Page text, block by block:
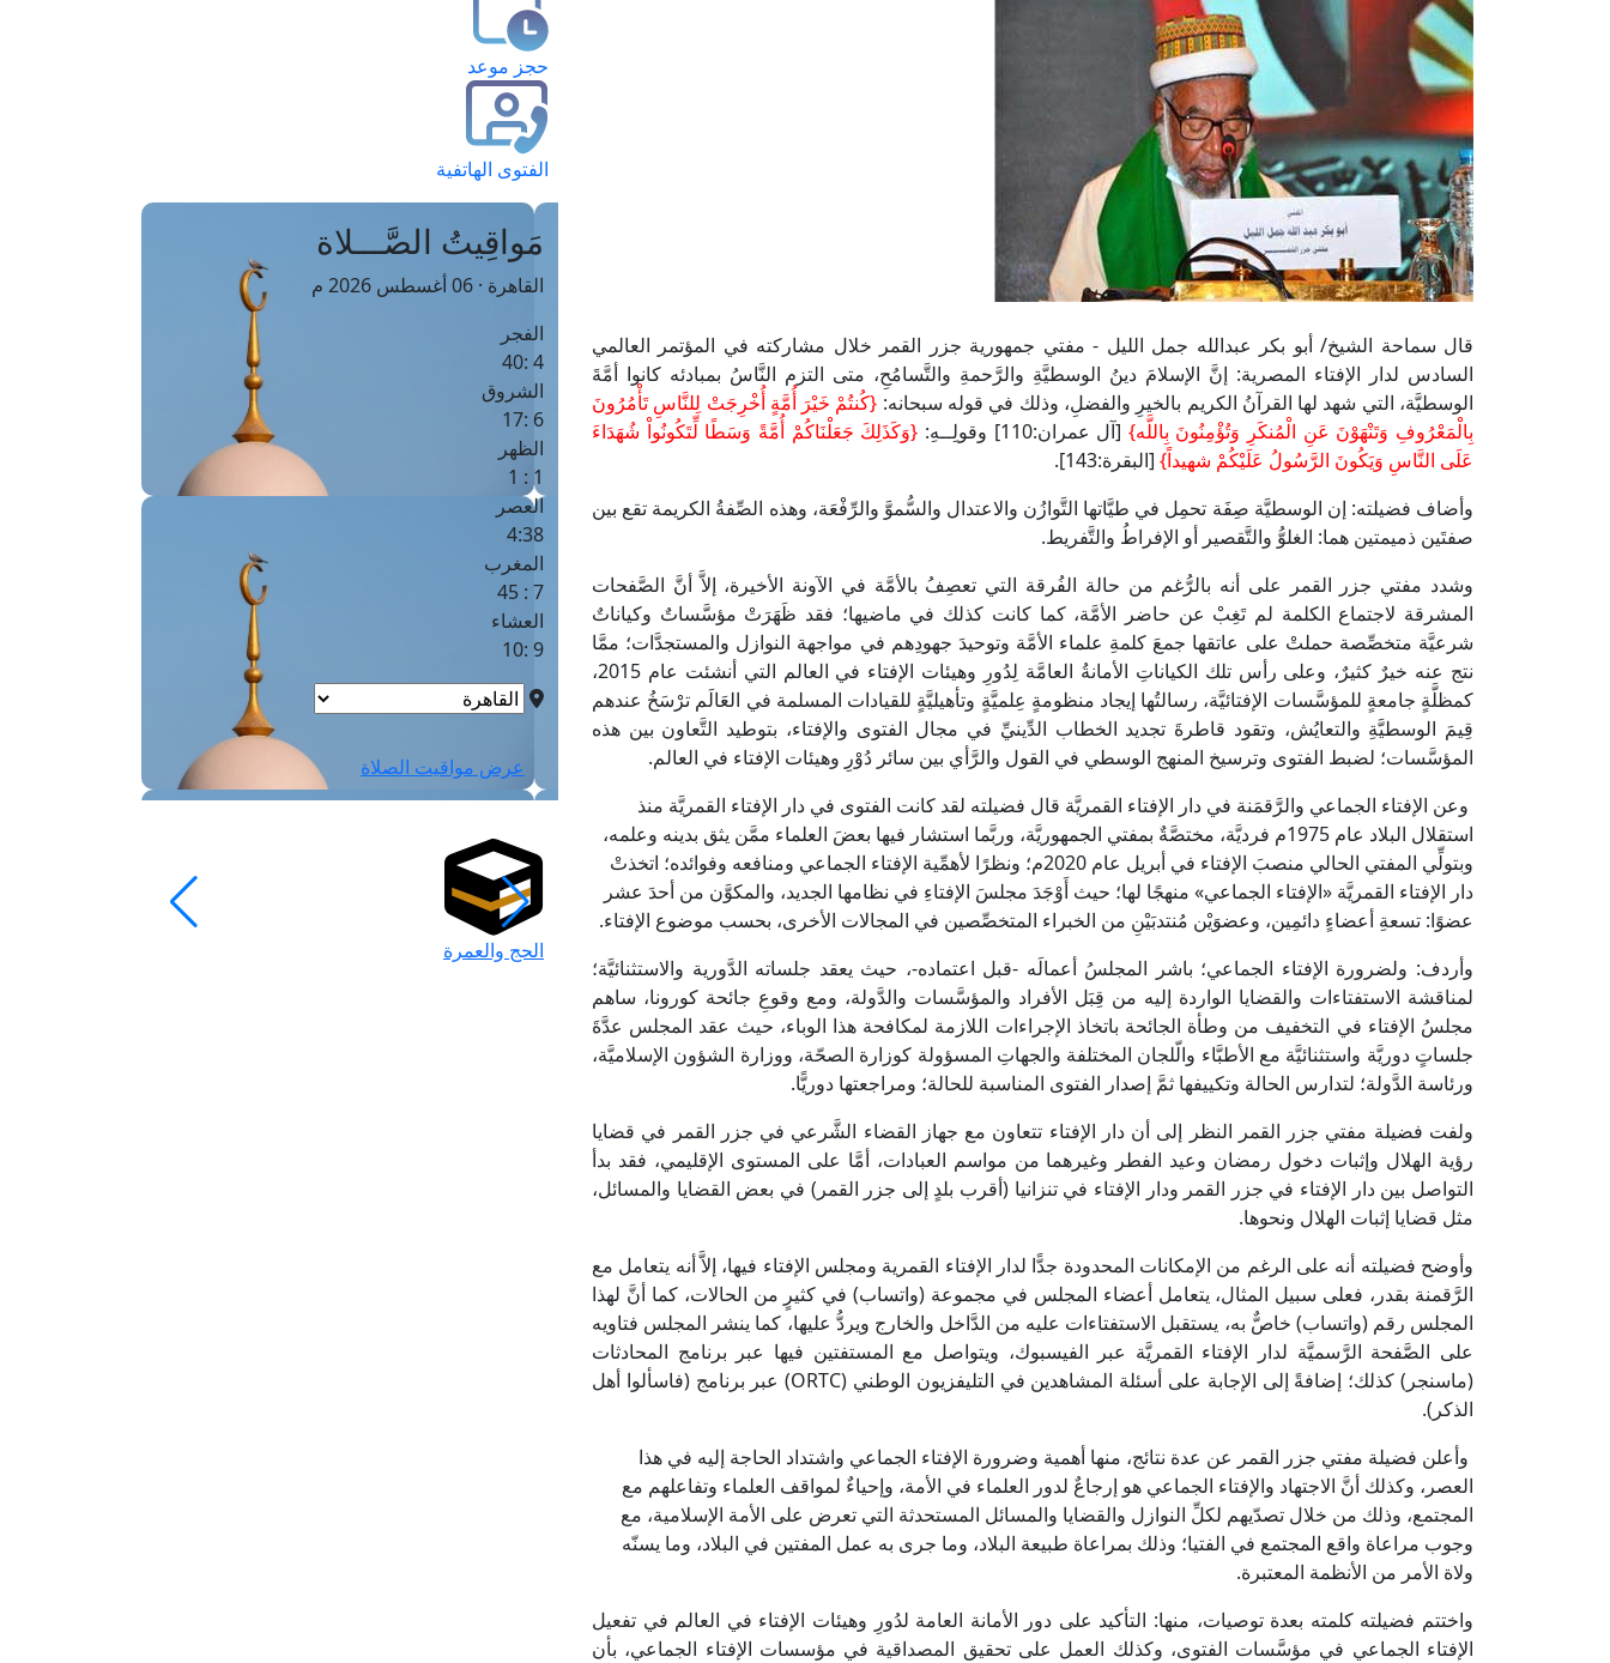
قال سماحة الشيخ/ أبو بكر عبدالله جمل الليل - مفتي جمهورية جزر القمر خلال مشاركته في المؤتمر العالمي
السادس لدار الإفتاء المصرية: إنَّ الإسلامَ دينُ الوسطيَّةِ والرَّحمةِ والتَّسامُحِ، متى التزم النَّاسُ بمبادئه كانوا أمَّةَ
الوسطيَّة، التي شهد لها القرآنُ الكريم بالخيرِ والفضلِ، وذلك في قوله سبحانه: {كُنتُمْ خَيْرَ أُمَّةٍ أُخْرِجَتْ لِلنَّاسِ تَأْمُرُونَ
بِالْمَعْرُوفِ وَتَنْهَوْنَ عَنِ الْمُنكَرِ وَتُؤْمِنُونَ بِاللَّه} [آل عمران:110] وقولِــهِ:
{وَكَذَلِكَ جَعَلْنَاكُمْ أُمَّةً وَسَطًا لِّتَكُونُواْ شُهَدَاءَ
عَلَى النَّاسِ وَيَكُونَ الرَّسُولُ عَلَيْكُمْ شهيداً} [البقرة:143].
وأضاف فضيلته: إن الوسطيَّة صِفَة تحمِل في طيَّاتها التَّوازُن والاعتدال والسُّموَّ والرِّفْعَة، وهذه الصِّفةُ الكريمة تقع بين
صفتَين ذميمتين هما: الغلوُّ والتَّقصير أو الإفراطُ والتَّفريط.
وشدد مفتي جزر القمر على أنه بالرُّغم من حالة الفُرقة التي تعصِفُ بالأمَّة في الآونة الأخيرة، إلاَّ أنَّ الصَّفحات
المشرقة لاجتماع الكلمة لم تَغِبْ عن حاضر الأمَّة، كما كانت كذلك في ماضيها؛ فقد ظَهَرَتْ مؤسَّساتٌ وكياناتٌ
شرعيَّة متخصِّصة حملتْ على عاتقها جمعَ كلمةِ علماء الأمَّة وتوحيدَ جهودِهم في مواجهة النوازل والمستجدَّات؛ ممَّا
نتج عنه خيرٌ كثيرٌ، وعلى رأس تلك الكياناتِ الأمانةُ العامَّة لِدُورِ وهيئات الإفتاء في العالم التي أنشئت عام 2015،
كمظلَّةٍ جامعةٍ للمؤسَّسات الإفتائيَّة، رسالتُها إيجاد منظومةٍ عِلميَّةٍ وتأهيليَّةٍ للقيادات المسلمة في العَالَم ترْسَخُ عندهم
قِيمَ الوسطيَّةِ والتعايُش، وتقود قاطرةَ تجديد الخطاب الدِّينيِّ في مجال الفتوى والإفتاء، بتوطيد التَّعاون بين هذه
المؤسَّسات؛ لضبط الفتوى وترسيخ المنهج الوسطي في القول والرَّأي بين سائر دُوْرِ وهيئات الإفتاء في العالم.
وعن الإفتاء الجماعي والرَّقمَنة في دار الإفتاء القمريَّة قال فضيلته لقد كانت الفتوى في دار الإفتاء القمريَّة منذ
استقلال البلاد عام 1975م فرديَّة، مختصَّةٌ بمفتي الجمهوريَّة، وربَّما استشار فيها بعضَ العلماء ممَّن يثق بدينه وعلمه،
وبتولِّي المفتي الحالي منصبَ الإفتاء في أبريل عام 2020م؛ ونظرًا لأهمِّية الإفتاء الجماعي ومنافعه وفوائده؛ اتخذتْ
دار الإفتاء القمريَّة «الإفتاء الجماعي» منهجًا لها؛ حيث أَوْجَدَ مجلسَ الإفتاءِ في نظامها الجديد، والمكوَّن من أحدَ عشر
عضوًا: تسعةِ أعضاءٍ دائمِين، وعضوَيْن مُنتدبَيْنِ من الخبراء المتخصِّصين في المجالات الأخرى، بحسب موضوع الإفتاء.
وأردف: ولضرورة الإفتاء الجماعي؛ باشر المجلسُ أعمالَه -قبل اعتماده-، حيث يعقد جلساته الدَّورية والاستثنائيَّة؛
لمناقشة الاستفتاءات والقضايا الواردة إليه من قِبَل الأفراد والمؤسَّسات والدَّولة، ومع وقوعِ جائحة كورونا، ساهم
مجلسُ الإفتاء في التخفيف من وطأة الجائحة باتخاذ الإجراءات اللازمة لمكافحة هذا الوباء، حيث عقد المجلس عدَّةَ
جلساتٍ دوريَّة واستثنائيَّة مع الأطبَّاء والّلجان المختلفة والجهاتِ المسؤولة كوزارة الصحّة، ووزارة الشؤون الإسلاميَّة،
ورئاسة الدَّولة؛ لتدارس الحالة وتكييفها ثمَّ إصدار الفتوى المناسبة للحالة؛ ومراجعتها دوريًّا.
ولفت فضيلة مفتي جزر القمر النظر إلى أن دار الإفتاء تتعاون مع جهاز القضاء الشَّرعي في جزر القمر في قضايا
رؤية الهلال وإثبات دخول رمضان وعيد الفطر وغيرهما من مواسم العبادات، أمَّا على المستوى الإقليمي، فقد بدأ
التواصل بين دار الإفتاء في جزر القمر ودار الإفتاء في تنزانيا (أقرب بلدٍ إلى جزر القمر) في بعض القضايا والمسائل،
مثل قضايا إثبات الهلال ونحوها.
وأوضح فضيلته أنه على الرغم من الإمكانات المحدودة جدًّا لدار الإفتاء القمرية ومجلس الإفتاء فيها، إلاَّ أنه يتعامل مع
الرَّقمنة بقدر، فعلى سبيل المثال، يتعامل أعضاء المجلس في مجموعة (واتساب) في كثيرٍ من الحالات، كما أنَّ لهذا
المجلس رقم (واتساب) خاصٌّ به، يستقبل الاستفتاءات عليه من الدَّاخل والخارج ويردُّ عليها، كما ينشر المجلس فتاويه
على الصَّفحة الرَّسميَّة لدار الإفتاء القمريَّة عبر الفيسبوك، ويتواصل مع المستفتين فيها عبر برنامج المحادثات
(ماسنجر) كذلك؛ إضافةً إلى الإجابة على أسئلة المشاهدين في التليفزيون الوطني (ORTC) عبر برنامج (فاسألوا أهل
الذكر).
وأعلن فضيلة مفتي جزر القمر عن عدة نتائج، منها أهمية وضرورة الإفتاء الجماعي واشتداد الحاجة إليه في هذا
العصر، وكذلك أنَّ الاجتهاد والإفتاء الجماعي هو إرجاعٌ لدور العلماء في الأمة، وإحياءٌ لمواقف العلماء وتفاعلهم مع
المجتمع، وذلك من خلال تصدّيهم لكلِّ النوازل والقضايا والمسائل المستحدثة التي تعرض على الأمة الإسلامية، مع
وجوب مراعاة واقع المجتمع في الفتيا؛ وذلك بمراعاة طبيعة البلاد، وما جرى به عمل المفتين في البلاد، وما يسنّه
ولاة الأمر من الأنظمة المعتبرة.
واختتم فضيلته كلمته بعدة توصيات، منها: التأكيد على دور الأمانة العامة لدُورِ وهيئات الإفتاء في العالم في تفعيل
الإفتاء الجماعي في مؤسَّسات الفتوى، وكذلك العمل على تحقيق المصداقية في مؤسسات الإفتاء الجماعي، بأن
حجز موعد
الفتوى الهاتفية
مَواقِيتُ الصَّـــلاة
القاهرة · 06 أغسطس 2026 م
الفجر
4 :40
الشروق
6 :17
الظهر
1 : 1
العصر
4:38
المغرب
7 : 45
العشاء
9 :10
عرض مواقيت الصلاة
الحج والعمرة